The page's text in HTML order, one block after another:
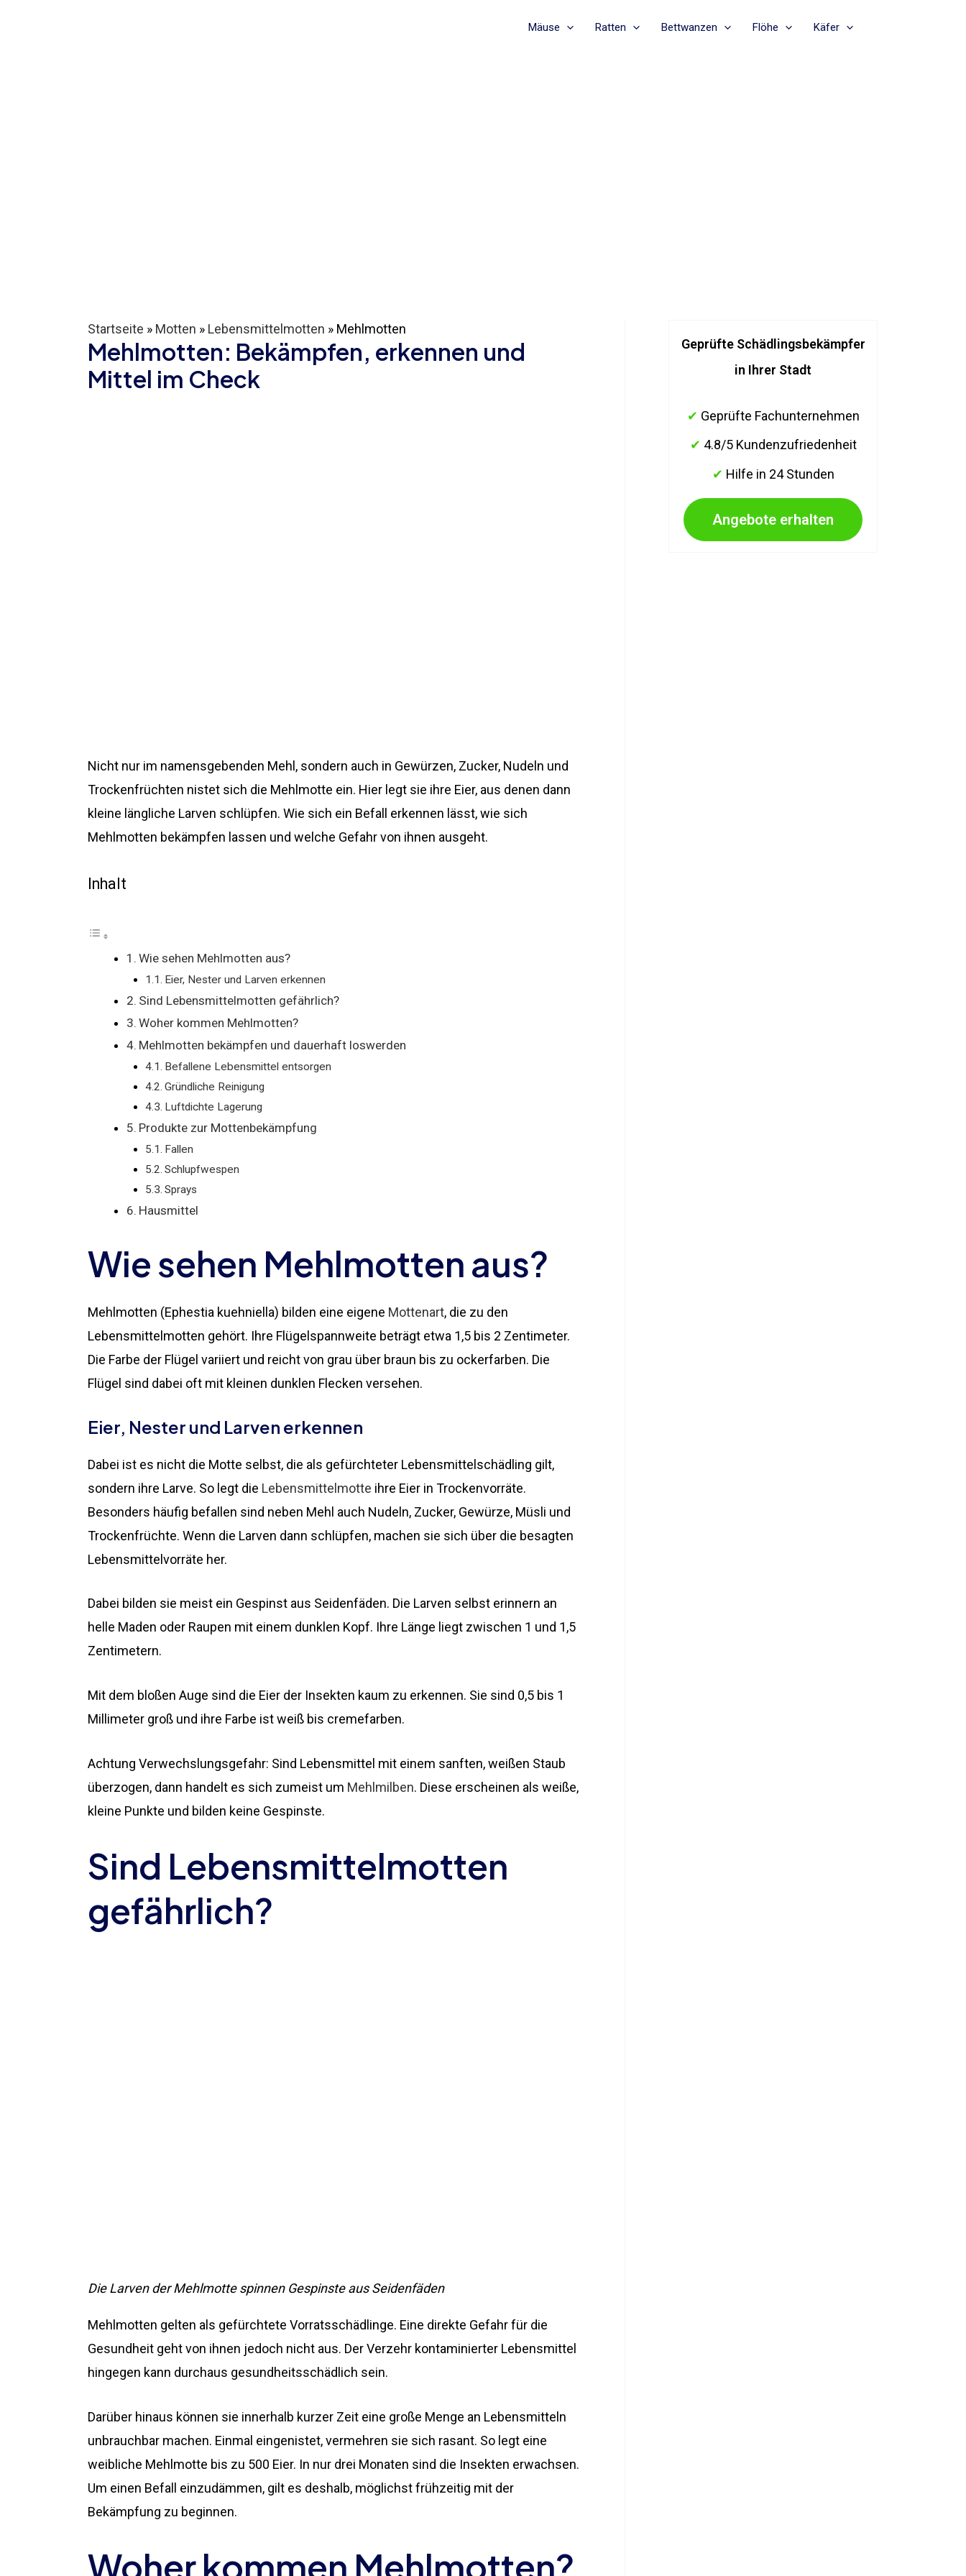
Mäuse Ratten Bettwanzen Flöhe Käfer
Startseite » Motten » Lebensmittelmotten » Mehlmotten
Mehlmotten: Bekämpfen, erkennen und
Mittel im Check
Nicht nur im namensgebenden Mehl, sondern auch in Gewürzen, Zucker, Nudeln und
Trockenfrüchten nistet sich die Mehlmotte ein. Hier legt sie ihre Eier, aus denen dann
kleine längliche Larven schlüpfen. Wie sich ein Befall erkennen lässt, wie sich
Mehlmotten bekämpfen lassen und welche Gefahr von ihnen ausgeht.
Inhalt
Wie sehen Mehlmotten aus?
Eier, Nester und Larven erkennen
Sind Lebensmittelmotten gefährlich?
Woher kommen Mehlmotten?
Mehlmotten bekämpfen und dauerhaft loswerden
Befallene Lebensmittel entsorgen
Gründliche Reinigung
Luftdichte Lagerung
Produkte zur Mottenbekämpfung
Fallen
Schlupfwespen
Sprays
Hausmittel
Wie sehen Mehlmotten aus?
Mehlmotten (Ephestia kuehniella) bilden eine eigene Mottenart, die zu den
Lebensmittelmotten gehört. Ihre Flügelspannweite beträgt etwa 1,5 bis 2 Zentimeter.
Die Farbe der Flügel variiert und reicht von grau über braun bis zu ockerfarben. Die
Flügel sind dabei oft mit kleinen dunklen Flecken versehen.
Eier, Nester und Larven erkennen
Dabei ist es nicht die Motte selbst, die als gefürchteter Lebensmittelschädling gilt,
sondern ihre Larve. So legt die Lebensmittelmotte ihre Eier in Trockenvorräte.
Besonders häufig befallen sind neben Mehl auch Nudeln, Zucker, Gewürze, Müsli und
Trockenfrüchte. Wenn die Larven dann schlüpfen, machen sie sich über die besagten
Lebensmittelvorräte her.
Dabei bilden sie meist ein Gespinst aus Seidenfäden. Die Larven selbst erinnern an
helle Maden oder Raupen mit einem dunklen Kopf. Ihre Länge liegt zwischen 1 und 1,5
Zentimetern.
Mit dem bloßen Auge sind die Eier der Insekten kaum zu erkennen. Sie sind 0,5 bis 1
Millimeter groß und ihre Farbe ist weiß bis cremefarben.
Achtung Verwechslungsgefahr: Sind Lebensmittel mit einem sanften, weißen Staub
überzogen, dann handelt es sich zumeist um Mehlmilben. Diese erscheinen als weiße,
kleine Punkte und bilden keine Gespinste.
Sind Lebensmittelmotten
gefährlich?
Die Larven der Mehlmotte spinnen Gespinste aus Seidenfäden
Mehlmotten gelten als gefürchtete Vorratsschädlinge. Eine direkte Gefahr für die
Gesundheit geht von ihnen jedoch nicht aus. Der Verzehr kontaminierter Lebensmittel
hingegen kann durchaus gesundheitsschädlich sein.
Darüber hinaus können sie innerhalb kurzer Zeit eine große Menge an Lebensmitteln
unbrauchbar machen. Einmal eingenistet, vermehren sie sich rasant. So legt eine
weibliche Mehlmotte bis zu 500 Eier. In nur drei Monaten sind die Insekten erwachsen.
Um einen Befall einzudämmen, gilt es deshalb, möglichst frühzeitig mit der
Bekämpfung zu beginnen.
Woher kommen Mehlmotten?
Geprüfte Schädlingsbekämpfer
in Ihrer Stadt
✔ Geprüfte Fachunternehmen
✔ 4.8/5 Kundenzufriedenheit
✔ Hilfe in 24 Stunden
Angebote erhalten